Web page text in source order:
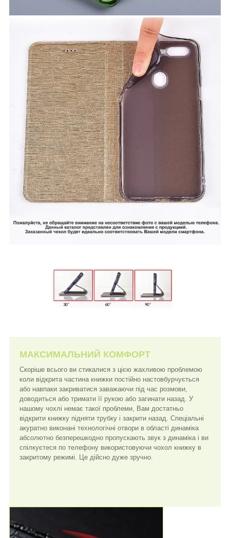
МАКСИМАЛЬНИЙ КОМФОРТ
Скоріше всього ви стикалися з цією жахливою проблемою
коли відкрита частина книжки постійно настовбурчується
або навпаки закриватися заважаючи під час розмови,
доводиться або тримати її рукою або загинати назад. У
нашому чохлі немає такої проблеми, Вам достатньо
відкрити книжку підняти трубку і закрити назад. Спеціальні
акуратно виконані технологічні отвори в області динаміка
абсолютно безперешкодно пропускають звук з динаміка і ви
спілкуєтеся по телефону використовуючи чохол книжку в
закритому режимі. Це дійсно дуже зручно.